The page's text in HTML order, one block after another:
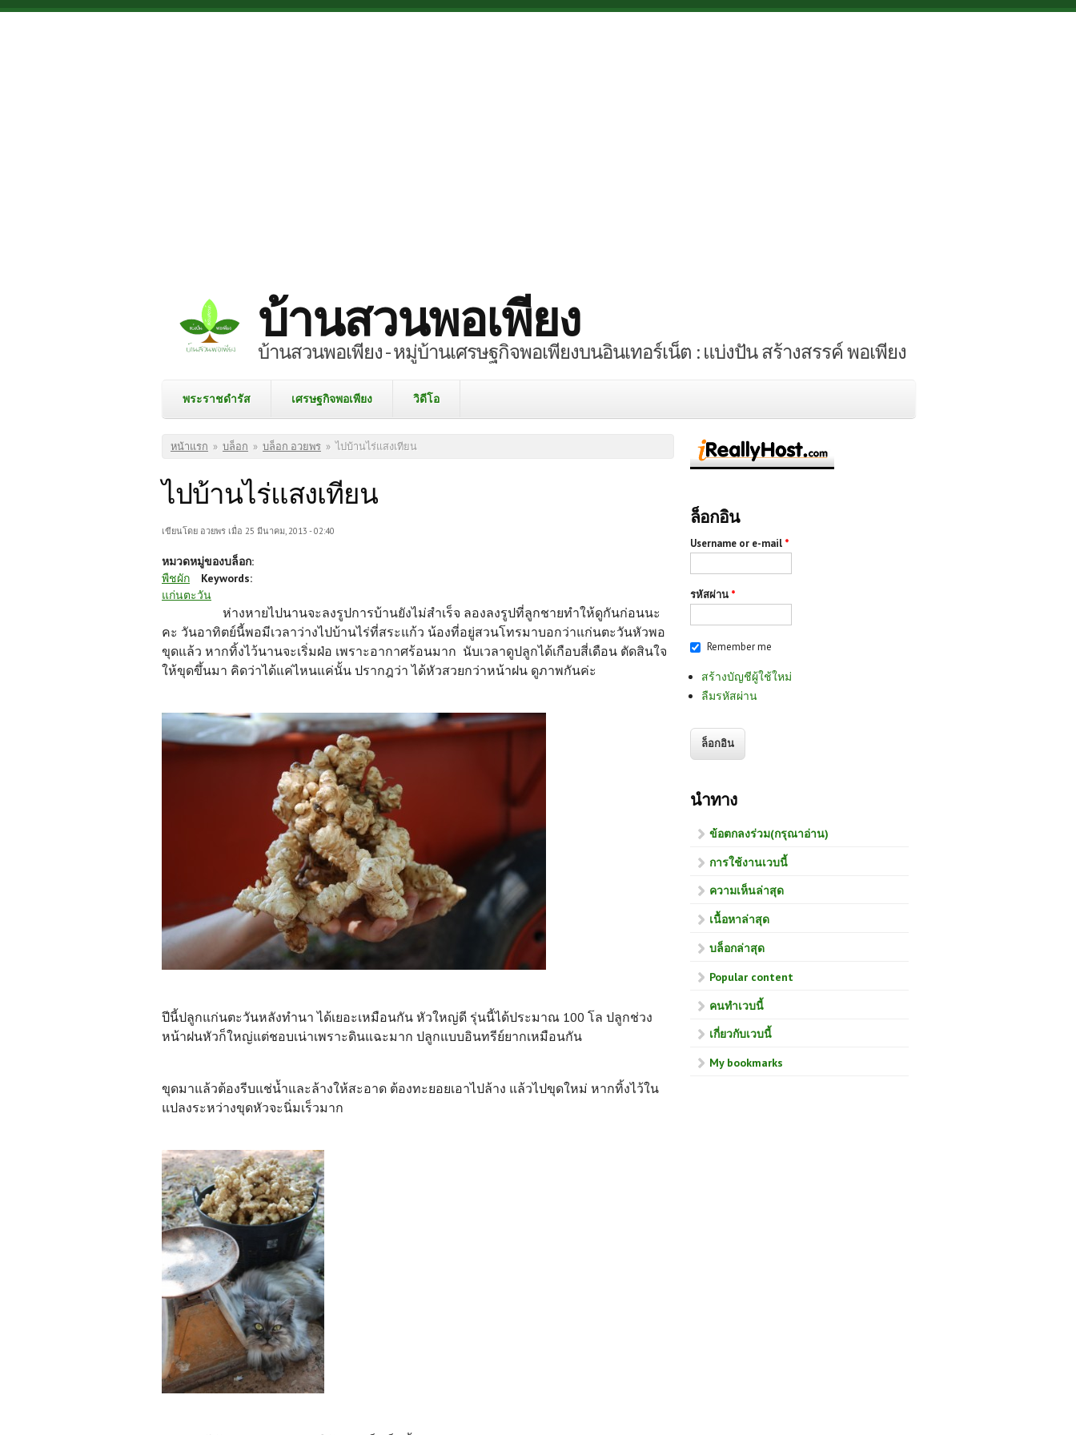
Skip to main content
บ้านสวนพอเพียง
บ้านสวนพอเพียง - หมู่บ้านเศรษฐกิจพอเพียงบนอินเทอร์เน็ต : แบ่งปัน สร้างสรรค์ พอเพียง
พระราชดำรัส เศรษฐกิจพอเพียง วิดีโอ
คุณอยู่ที่นี่
หน้าแรก » บล็อก » บล็อก อวยพร » ไปบ้านไร่แสงเทียน
ไปบ้านไร่แสงเทียน
เขียนโดย อวยพร เมื่อ 25 มีนาคม, 2013 - 02:40
หมวดหมู่ของบล็อก:
พืชผัก
Keywords:
แก่นตะวัน
ห่างหายไปนานจะลงรูปการบ้านยังไม่สำเร็จ ลองลงรูปที่ลูกชายทำให้ดูกันก่อนนะ
คะ วันอาทิตย์นี้พอมีเวลาว่างไปบ้านไร่ที่สระแก้ว น้องที่อยู่สวนโทรมาบอกว่าแก่นตะวันหัวพอ
ขุดแล้ว หากทิ้งไว้นานจะเริ่มฝ่อ เพราะอากาศร้อนมาก นับเวลาดูปลูกได้เกือบสี่เดือน ตัดสินใจ
ให้ขุดขึ้นมา คิดว่าได้แค่ไหนแค่นั้น ปรากฎว่า ได้หัวสวยกว่าหน้าฝน ดูภาพกันค่ะ
ปีนี้ปลูกแก่นตะวันหลังทำนา ได้เยอะเหมือนกัน หัวใหญ่ดี รุ่นนี้ได้ประมาณ 100 โล ปลูกช่วง
หน้าฝนหัวก็ใหญ่แต่ชอบเน่าเพราะดินแฉะมาก ปลูกแบบอินทรีย์ยากเหมือนกัน
ขุดมาแล้วต้องรีบแช่น้ำและล้างให้สะอาด ต้องทะยอยเอาไปล้าง แล้วไปขุดใหม่ หากทิ้งไว้ใน
แปลงระหว่างขุดหัวจะนิ่มเร็วมาก
ล็อกอิน
Username or e-mail *
รหัสผ่าน *
Remember me
สร้างบัญชีผู้ใช้ใหม่
ลืมรหัสผ่าน
นำทาง
ข้อตกลงร่วม(กรุณาอ่าน)
การใช้งานเวบนี้
ความเห็นล่าสุด
เนื้อหาล่าสุด
บล็อกล่าสุด
Popular content
คนทำเวบนี้
เกี่ยวกับเวบนี้
My bookmarks